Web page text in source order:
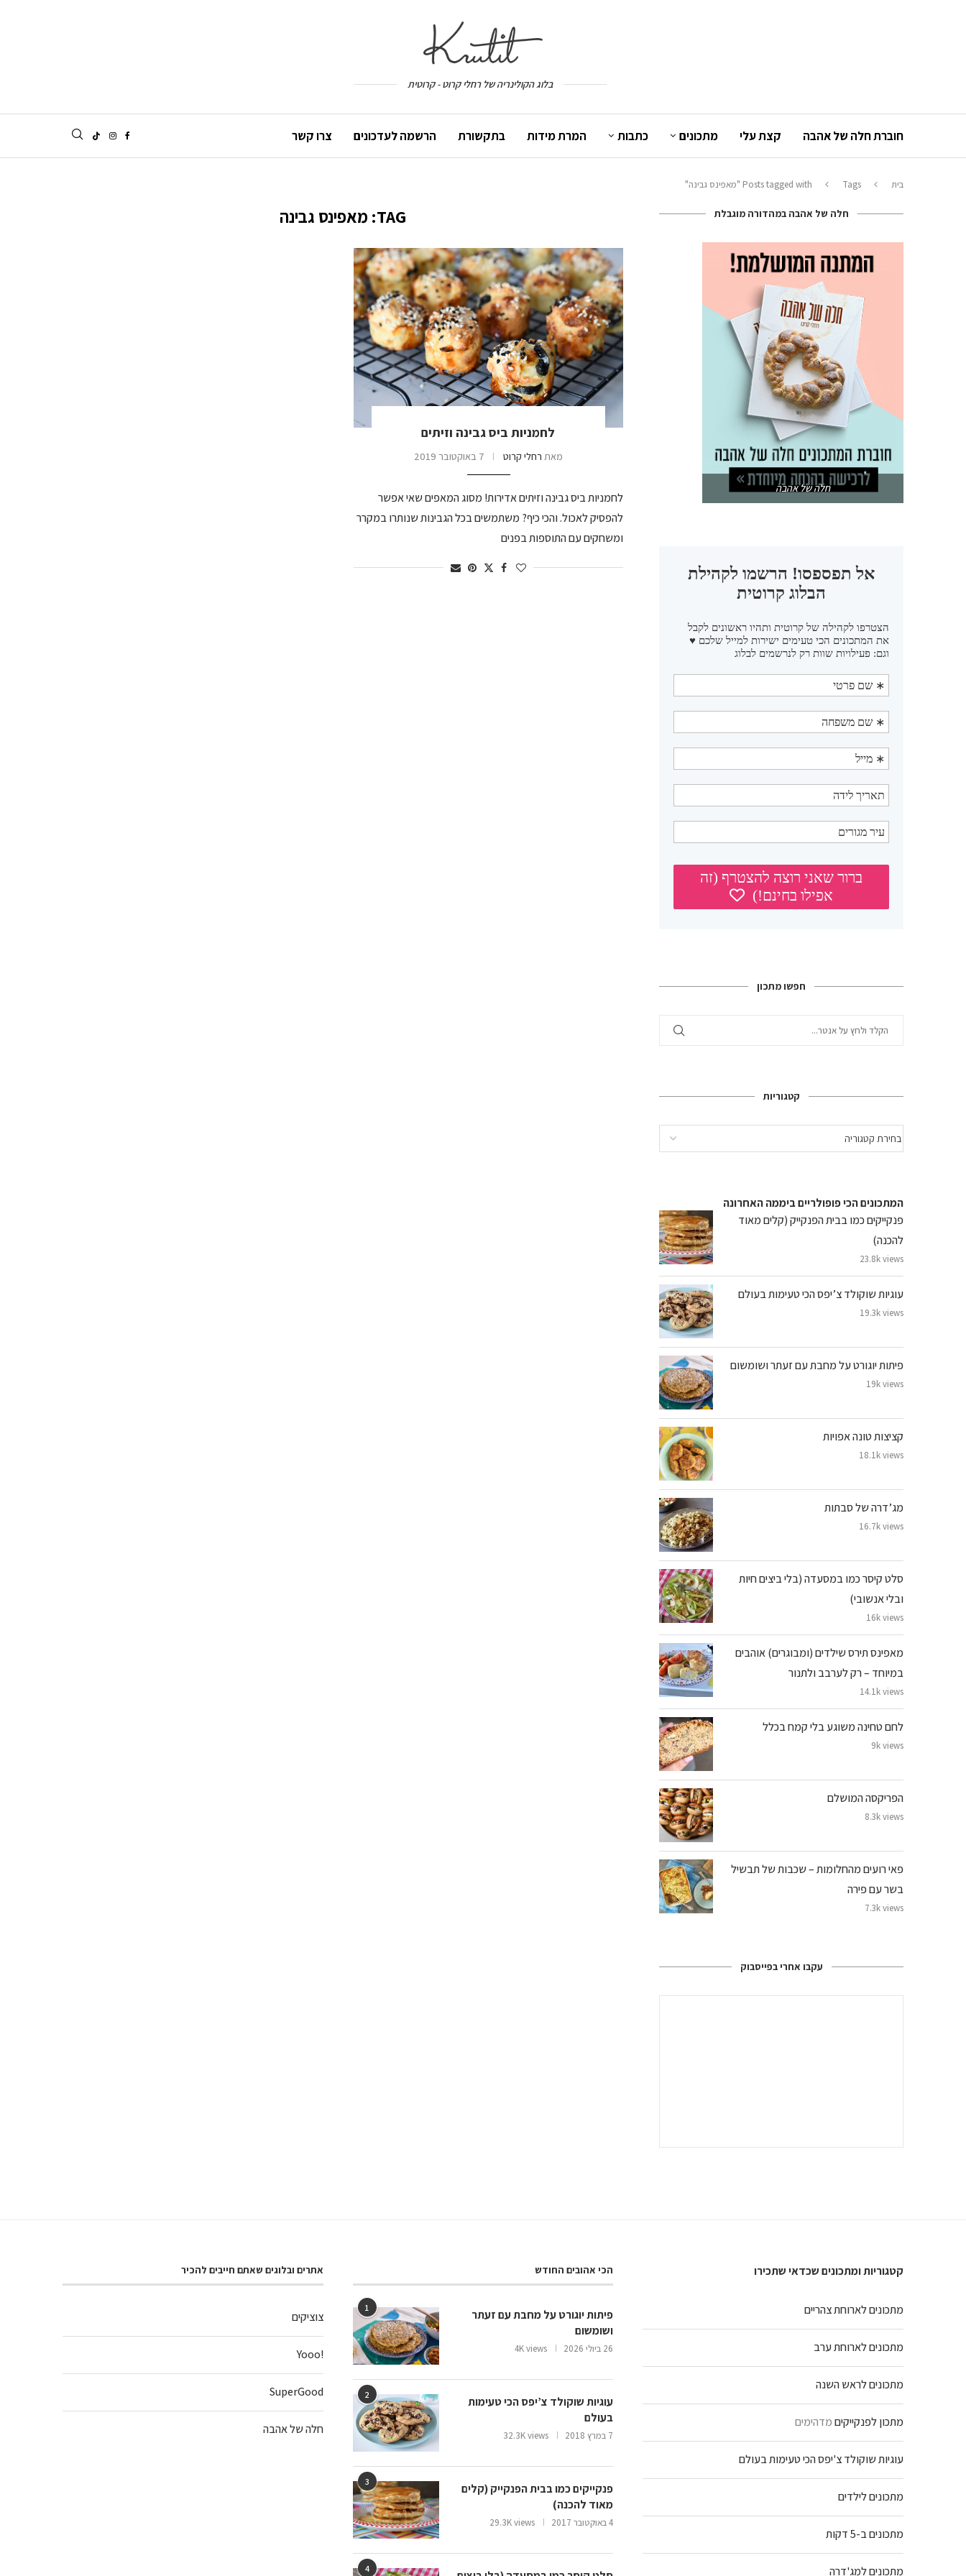
בלוג הקולינריה של רחלי קרוט - קרוטית
חוברת חלה של אהבה קצת עלי מתכונים כתבות המרת מידות בתקשורת הרשמה לעדכונים צרו קשר
בית Tags Posts tagged with "מאפינס גבינה"
TAG: מאפינס גבינה
לחמניות ביס גבינה וזיתים
מאת רחלי קרוט 7 באוקטובר 2019
לחמניות ביס גבינה וזיתים אדירות! מסוג המאפים שאי אפשר
להפסיק לאכול. והכי כיף? משתמשים בכל הגבינות שנותרו במקרר
ומשחקים עם התוספות בפנים
חלה של אהבה במהדורה מוגבלת
חלה של אהבה
חפשו מתכון
קטגוריות
המתכונים הכי פופולריים ביממה האחרונה
פנקייקים כמו בבית הפנקייק (קלים מאוד
להכנה)
23.8k views
עוגיות שוקולד צ’יפס הכי טעימות בעולם
19.3k views
פיתות יוגורט על מחבת עם זעתר ושומשום
19k views
קציצות טונה אפויות
18.1k views
מג’דרה של סבתות
16.7k views
סלט קיסר כמו במסעדה (בלי ביצים חיות
ובלי אנשובי)
16k views
מאפינס תירס שילדים (ומבוגרים) אוהבים
במיוחד – רק לערבב ולתנור
14.1k views
לחם טחינה משוגע בלי קמח בכלל
9k views
הפריקסה המושלם
8.3k views
פאי רועים מהחלומות – שכבות של תבשיל
בשר עם פירה
7.3k views
עקבו אחרי בפייסבוק
קטגוריות ומתכונים שכדאי שתכירו
מתכונים לארוחת צהריים
מתכונים לארוחת ערב
מתכונים לראש השנה
מתכון לפנקייקיםמדהימים
עוגיות שוקולד צ'יפס הכי טעימות בעולם
מתכונים לילדים
מתכונים ב-5 דקות
מתכונים למג'דרה
הכי אהובים החודש
1
פיתות יוגורט על מחבת עם זעתר
ושומשום
26 ביולי 2026 4K views
2
עוגיות שוקולד צ’יפס הכי טעימות
בעולם
7 במרץ 2018 32.3K views
3
פנקייקים כמו בבית הפנקייק (קלים
מאוד להכנה)
4 באוקטובר 2017 29.3K views
4
אתרים ובלוגים שאתם חייבים להכיר
צוציקים
!Yooo
SuperGood
חלה של אהבה